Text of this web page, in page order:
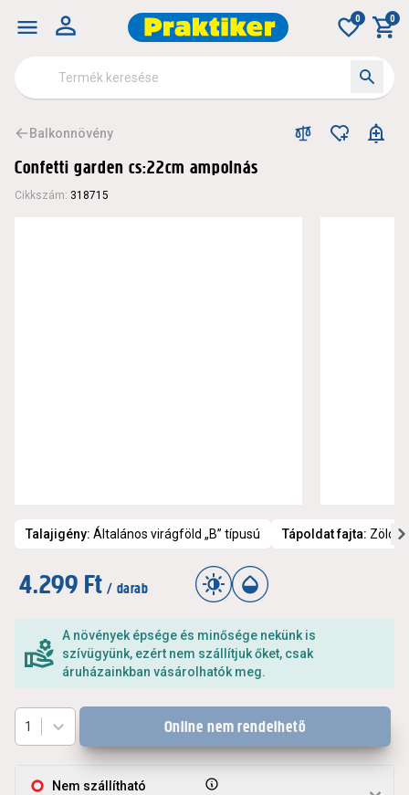
0 0
Balkonnövény
Confetti garden cs:22cm ampolnás
Cikkszám: 318715
Talajigény: Általános virágföld „B” típusú Tápoldat fajta:
4.299 Ft / darab
A növények épsége és minősége nekünk is
szívügyünk, ezért nem szállítjuk őket, csak
áruházainkban vásárolhatók meg.
Nem szállítható
1 Online nem rendelhető